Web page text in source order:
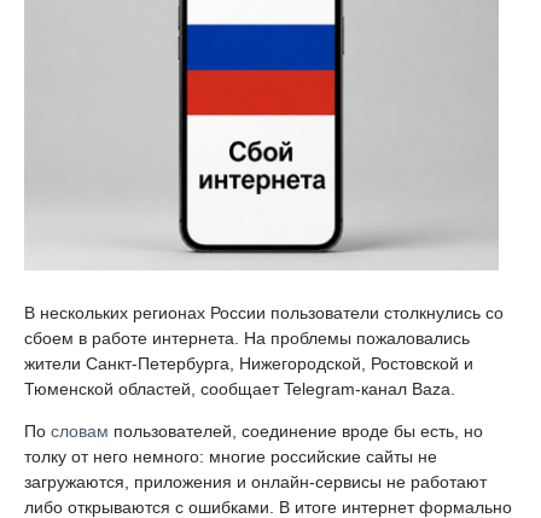
В нескольких регионах России пользователи столкнулись со
сбоем в работе интернета. На проблемы пожаловались
жители Санкт-Петербурга, Нижегородской, Ростовской и
Тюменской областей, сообщает Telegram-канал Baza.
По словам пользователей, соединение вроде бы есть, но
толку от него немного: многие российские сайты не
загружаются, приложения и онлайн-сервисы не работают
либо открываются с ошибками. В итоге интернет формально